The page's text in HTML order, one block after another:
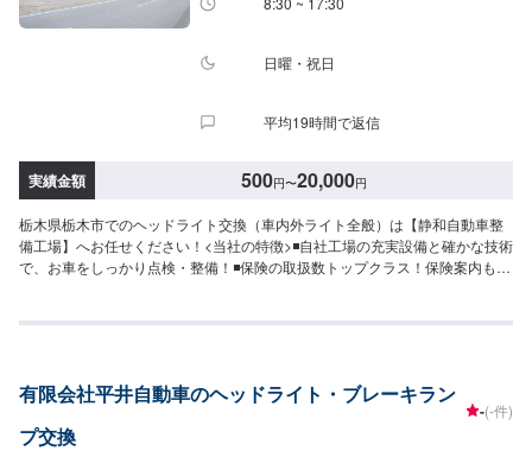
日曜・祝日
平均19時間で返信
実績金額 500円〜20,000円
栃木県栃木市でのヘッドライト交換（車内外ライト全般）は【静和自動車整
備工場】へお任せください！<当社の特徴>◾自社工場の充実設備と確かな技術
で、お車をしっかり点検・整備！◾保険の取扱数トップクラス！保険案内もお
安く済ませたい…★お時間があまり取れない…などのご相談もお気軽にどう
常1日～2日程度で納車となります。納期は前後する場合がございます。予め
ご了承ください。-----代車について-----代車をご用意しています。お車の作業
中は代車をご利用ください。※代車の燃料代はお客様にご負担いただいており
有限会社平井自動車のヘッドライト・ブレーキラン
プ交換
-(-件)